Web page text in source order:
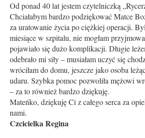
Od ponad 40 lat jestem czytelniczką
Chciałabym bardzo podziękować Matce
za uratowanie życia po ciężkiej operacji.
miesiące w szpitalu, nie mogłam
pojawiało się dużo komplikacji. Długie
odebrało mi siły – musiałam uczyć się
wróciłam do domu, jeszcze jako osoba
udaru. Szybka pomoc pozwoliła mężowi
– za to również bardzo dziękuję.
Mateńko, dziękuję Ci z całego serca za
nami.
Czcicielka Regina